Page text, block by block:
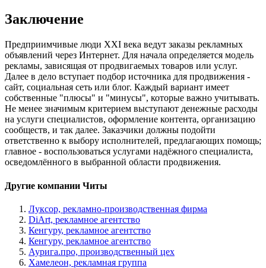
Заключение
Предприимчивые люди XXI века ведут заказы рекламных
объявлений через Интернет. Для начала определяется модель
рекламы, зависящая от продвигаемых товаров или услуг.
Далее в дело вступает подбор источника для продвижения -
сайт, социальная сеть или блог. Каждый вариант имеет
собственные "плюсы" и "минусы", которые важно учитывать.
Не менее значимым критерием выступают денежные расходы
на услуги специалистов, оформление контента, организацию
сообществ, и так далее. Заказчики должны подойти
ответственно к выбору исполнителей, предлагающих помощь;
главное - воспользоваться услугами надёжного специалиста,
осведомлённого в выбранной области продвижения.
Другие компании Читы
Луксор, рекламно-производственная фирма
DiArt, рекламное агентство
Кенгуру, рекламное агентство
Кенгуру, рекламное агентство
Аурига.про, производственный цех
Хамелеон, рекламная группа